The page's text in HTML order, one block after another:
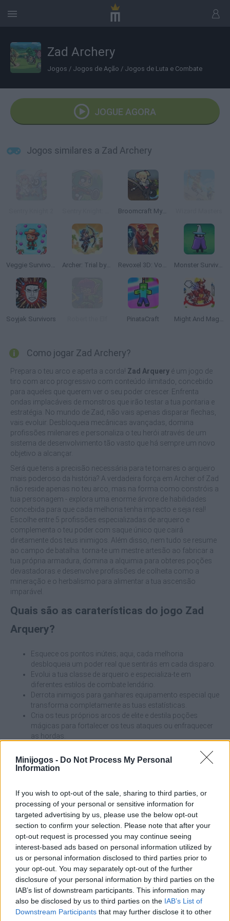
Minijogos - Do Not Process My Personal
Information
If you wish to opt-out of the sale, sharing to third parties, or
processing of your personal or sensitive information for
targeted advertising by us, please use the below opt-out
section to confirm your selection. Please note that after your
opt-out request is processed you may continue seeing
interest-based ads based on personal information utilized by
us or personal information disclosed to third parties prior to
your opt-out. You may separately opt-out of the further
disclosure of your personal information by third parties on the
IAB’s list of downstream participants. This information may
also be disclosed by us to third parties on the IAB’s List of
Downstream Participants that may further disclose it to other
Zad Archery
Jogos / Jogos de Ação / Jogos de Luta e Combate
JOGUE AGORA
Jogos similares a Zad Archery
Broomcraft Mystic Evasion
Veggie Survivors Archer: Trial by Fate Revoxel 3D: Voxel Style RPG Monster Survivors
Soyjak Survivors PinataCraft Might And Magic Armies
Como jogar Zad Archery?
Prepara o teu arco e aperta a corda! Zad Arquery é um jogo de
tiro com arco progressivo com conteúdo ilimitado, concebido
para aqueles que querem ver o seu poder crescer. Enfrenta
ondas implacáveis de monstros que irão testar a tua pontaria e
estratégia. No mundo de Zad, não vais apenas disparar flechas,
vais evoluir. Desbloqueia mecânicas avançadas, domina
profissões milenares e personaliza o teu herói através de um
sistema de desenvolvimento tão vasto que há sempre um novo
objetivo a alcançar.
Será que tens a precisão necessária para te tornares o arqueiro
mais poderoso da história? A verdadeira força em Archer of Zad
não reside apenas no teu arco, mas na forma como constróis a
tua personagem - explora uma enorme árvore de habilidades
concebida para que cada melhoria tenha impacto e seja real!
Escolhe entre 5 profissões especializadas de arqueiro e
complementa o teu poder com saque único que cairá
diretamente dos teus inimigos. Além disso, nem tudo se resume
ao campo de batalha: torna-te um mestre artesão ao fabricar a
tua própria armadura, domina a alquimia para obteres poções
devastadoras e desenvolve profissões de colheita como a
mineração e o herbalismo para alimentar a tua ascensão
imparável.
Quais são as caraterísticas do jogo Zad
Arquery?
Esquece os pontos inúteis; aqui, cada melhoria
desbloqueia um poder real que sentirás em cada disparo.
Evolui a tua classe de arqueiro e especializa-te em
diferentes estilos de combate lendário.
Derrota inimigos para ganhares equipamento especial que
transforma completamente as tuas estatísticas.
Cria os teus próprios arcos de elite e destila poções
mágicas para fortalecer os teus ataques ou enfraquecer
as hordas.
materiais raros e recompensas constantes.
Rodeia-te de um fluxo constante de novos sistemas,
Estuda a árvore de habilidades desde o início. Embora não
haja pontos desperdiçados, concentrar a tua energia num
ramo específico vai tornar-te letal mais rapidamente.
A mineração e o herbalismo são a base de uma boa
equipa. Passa algum tempo a recolher materiais para
poderes fabricar os arcos que os inimigos mais fortes
exigem.
Uma poção de velocidade de ataque ou de dano elementar
pode ser a diferença entre passar por uma onda de
bosses ou ser esmagado.
Não te foques apenas no dano! A agilidade e a regeneração de